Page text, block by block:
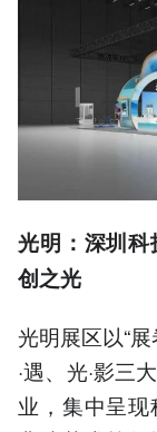
光明：深圳
创之光
光明展区以“
·遇、光·影三
业，集中呈现